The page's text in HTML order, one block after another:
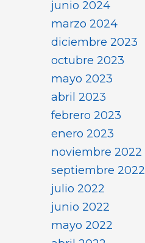
junio 2024
marzo 2024
diciembre 2023
octubre 2023
mayo 2023
abril 2023
febrero 2023
enero 2023
noviembre 2022
septiembre 2022
julio 2022
junio 2022
mayo 2022